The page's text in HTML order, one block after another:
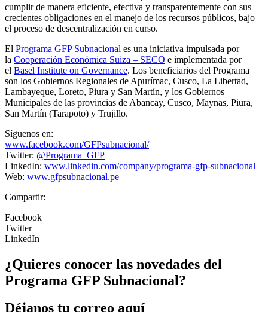
cumplir de manera eficiente, efectiva y transparentemente con sus
crecientes obligaciones en el manejo de los recursos públicos, bajo
el proceso de descentralización en curso.
El Programa GFP Subnacional es una iniciativa impulsada por
la Cooperación Económica Suiza – SECO e implementada por
el Basel Institute on Governance. Los beneficiarios del Programa
son los Gobiernos Regionales de Apurímac, Cusco, La Libertad,
Lambayeque, Loreto, Piura y San Martín, y los Gobiernos
Municipales de las provincias de Abancay, Cusco, Maynas, Piura,
San Martín (Tarapoto) y Trujillo.
Síguenos en:
www.facebook.com/GFPsubnacional/
Twitter: @Programa_GFP
LinkedIn: www.linkedin.com/company/programa-gfp-subnacional
Web: www.gfpsubnacional.pe
Compartir:
Facebook
Twitter
LinkedIn
¿Quieres conocer las novedades del
Programa GFP Subnacional?
Déjanos tu correo aquí